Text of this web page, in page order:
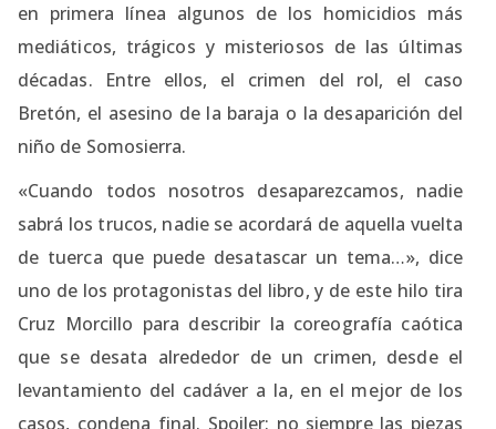
en primera línea algunos de los homicidios más
mediáticos, trágicos y misteriosos de las últimas
décadas. Entre ellos, el crimen del rol, el caso
Bretón, el asesino de la baraja o la desaparición del
niño de Somosierra.
«Cuando todos nosotros desaparezcamos, nadie
sabrá los trucos, nadie se acordará de aquella vuelta
de tuerca que puede desatascar un tema…», dice
uno de los protagonistas del libro, y de este hilo tira
Cruz Morcillo para describir la coreografía caótica
que se desata alrededor de un crimen, desde el
levantamiento del cadáver a la, en el mejor de los
casos, condena final. Spoiler: no siempre las piezas